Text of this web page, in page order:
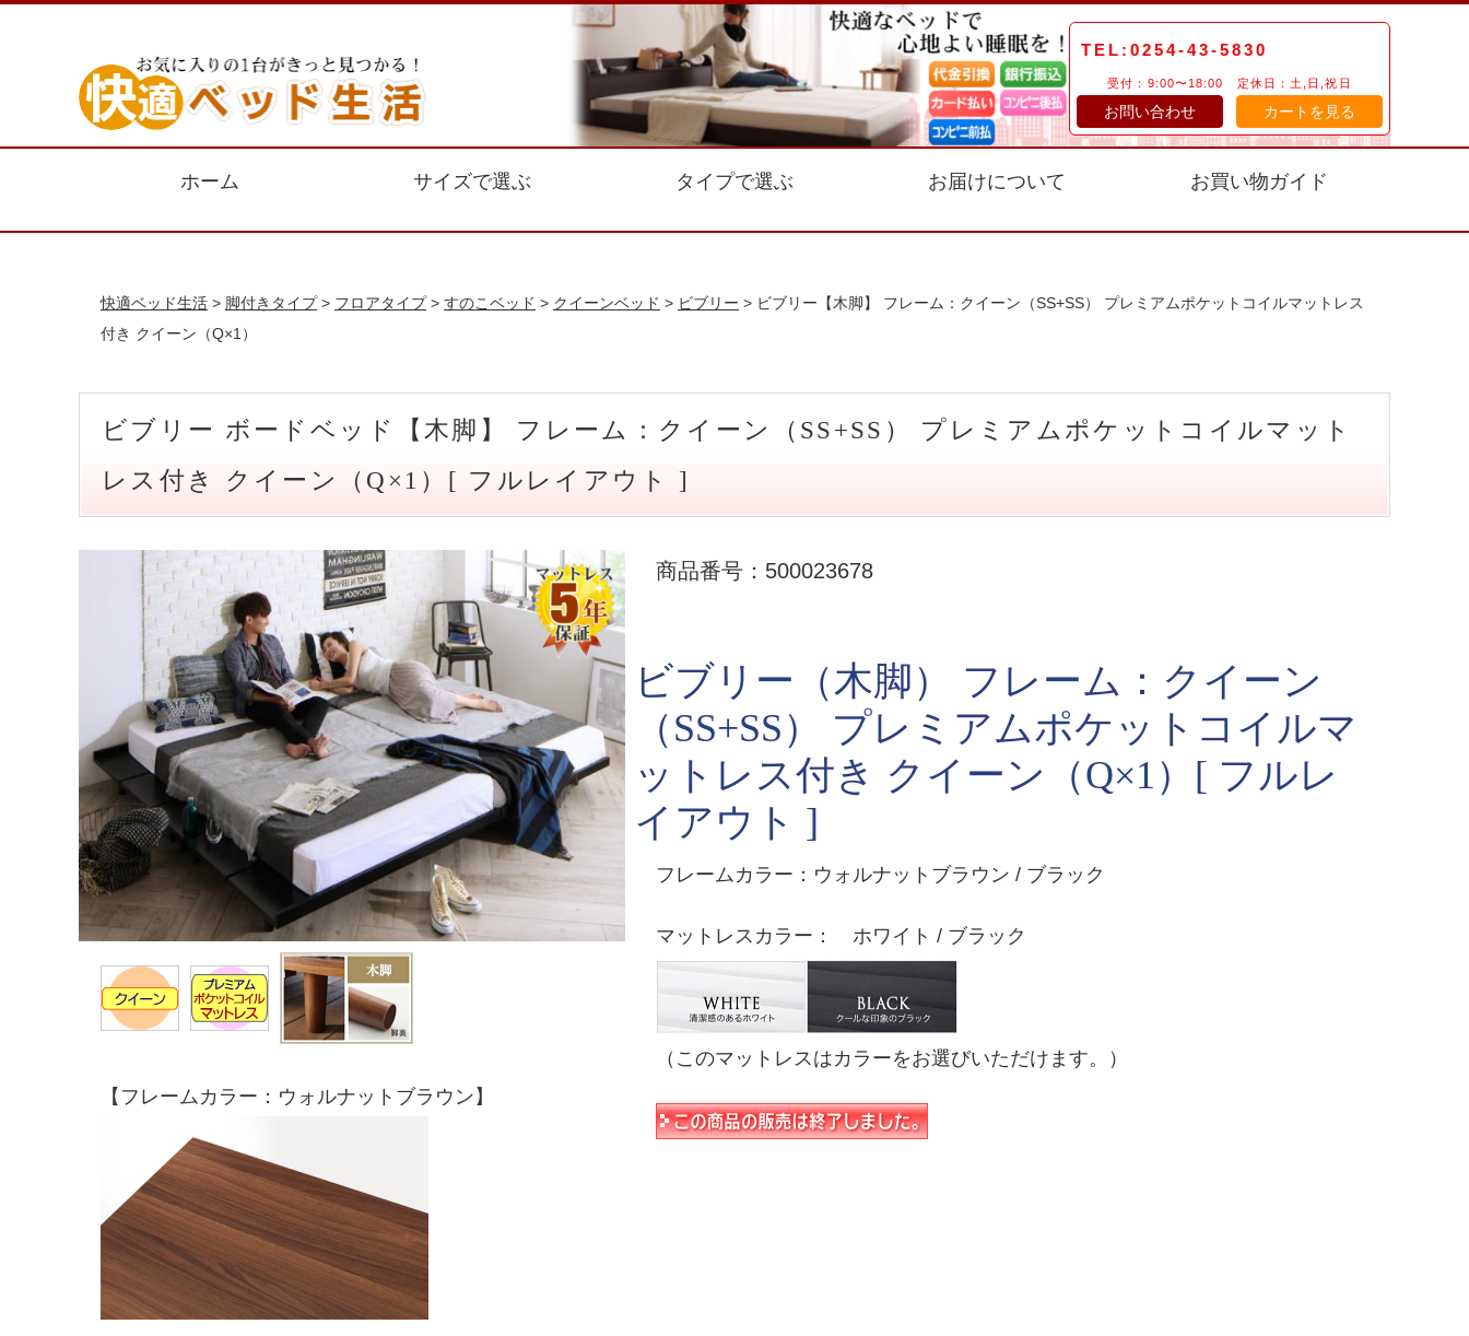
TEL:0254-43-5830
受付：9:00〜18:00 定休日：土,日,祝日
お問い合わせ カートを見る
ホーム サイズで選ぶ タイプで選ぶ お届けについて お買い物ガイド
快適ベッド生活 > 脚付きタイプ> フロアタイプ> すのこベッド > クイーンベッド > ビブリー > ビブリー【木脚】 フレーム：クイーン（SS+SS） プレミアムポケットコイルマットレス
付き クイーン（Q×1）
ビブリー ボードベッド【木脚】 フレーム：クイーン（SS+SS） プレミアムポケットコイルマット
レス付き クイーン（Q×1）[ フルレイアウト ]
【フレームカラー：ウォルナットブラウン】
商品番号：500023678
ビブリー（木脚） フレーム：クイーン
（SS+SS） プレミアムポケットコイルマ
ットレス付き クイーン（Q×1）[ フルレ
イアウト ]
フレームカラー：ウォルナットブラウン / ブラック
マットレスカラー： ホワイト / ブラック
（このマットレスはカラーをお選びいただけます。）